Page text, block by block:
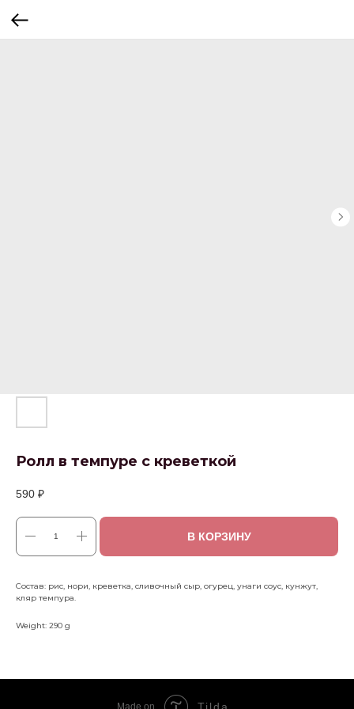
Ролл в темпуре с креветкой
590 ₽
В КОРЗИНУ
Состав: рис, нори, креветка, сливочный сыр, огурец, унаги соус, кунжут,
кляр темпура.
Weight: 290 g
Made on